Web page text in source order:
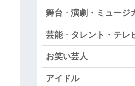
舞台・演劇・ミュージ
芸能・タレント・テレ
お笑い芸人
アイドル